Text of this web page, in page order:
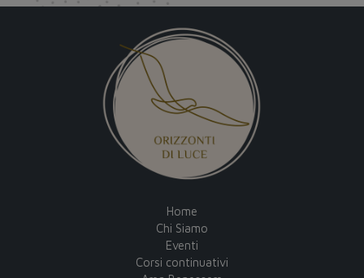
Home
Chi Siamo
Eventi
Corsi continuativi